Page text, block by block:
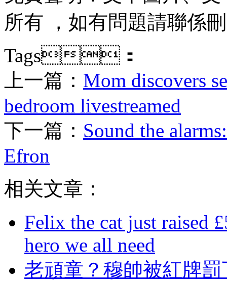
所有 ，如有問題請聯係刪
Tags：
上一篇： Mom discovers
bedroom livestreamed
下一篇： Sound the
Efron
相关文章：
Felix the cat just raised
hero we all need
老頑童？穆帥被紅